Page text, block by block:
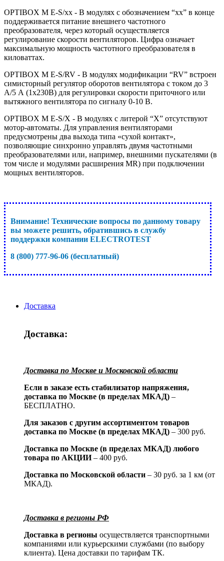
OPTIBOX M E-S/xx - В модулях с обозначением “xx” в конце
поддерживается питание внешнего частотного
преобразователя, через который осуществляется
регулирование скорости вентиляторов. Цифра означает
максимальную мощность частотного преобразователя в
киловаттах.
OPTIBOX M E-S/RV - В модулях модификации “RV” встроен
симисторный регулятор оборотов вентилятора с током до 3
А/5 А (1х230В) для регулировки скорости приточного или
вытяжного вентилятора по сигналу 0-10 В.
OPTIBOX M E-S/X - В модулях с литерой “X” отсутствуют
мотор-автоматы. Для управления вентиляторами
предусмотрены два выхода типа «сухой контакт»,
позволяющие синхронно управлять двумя частотными
преобразователями или, например, внешними пускателями (в
том числе и модулями расширения MR) при подключении
мощных вентиляторов.
Внимание! Технические вопросы по данному товару
вы можете решить, обратившись в службу
поддержки компании ELECTROTEST
8 (800) 777-96-06 (бесплатный)
Доставка
Доставка:
Доставка по Москве и Московской области
Если в заказе есть стабилизатор напряжения,
доставка по Москве (в пределах МКАД) –
БЕСПЛАТНО.
Для заказов с другим ассортиментом товаров
доставка по Москве (в пределах МКАД) – 300 руб.
Доставка по Москве (в пределах МКАД) любого
товара по АКЦИИ– 400 руб.
Доставка по Московской области – 30 руб. за 1 км (от
МКАД).
Доставка в регионы РФ
Доставка в регионы осуществляется транспортными
компаниями или курьерскими службами (по выбору
клиента). Цена доставки по тарифам ТК.